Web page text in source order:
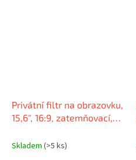
Privátní filtr na obrazovku,
15,6", 16:9, zatemňovací,
KENSINGTON
Skladem (>5 ks)